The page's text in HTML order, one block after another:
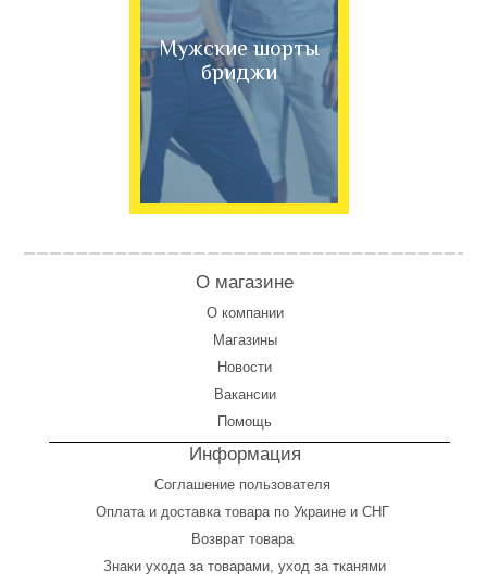
Мужские шорты
бриджи
О магазине
О компании
Магазины
Новости
Вакансии
Помощь
Информация
Соглашение пользователя
Оплата и доставка товара по Украине и СНГ
Возврат товара
Знаки ухода за товарами, уход за тканями